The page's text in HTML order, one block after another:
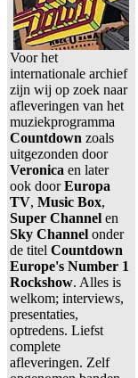
Voor het
internationale archief
zijn wij op zoek naar
afleveringen van het
muziekprogramma
Countdown zoals
uitgezonden door
Veronica en later
ook doorEuropa
TV, Music Box,
Super Channel en
Sky Channel onder
de titel Countdown
Europe's Number 1
Rockshow. Alles is
welkom; interviews,
presentaties,
optredens. Liefst
complete
afleveringen. Zelf